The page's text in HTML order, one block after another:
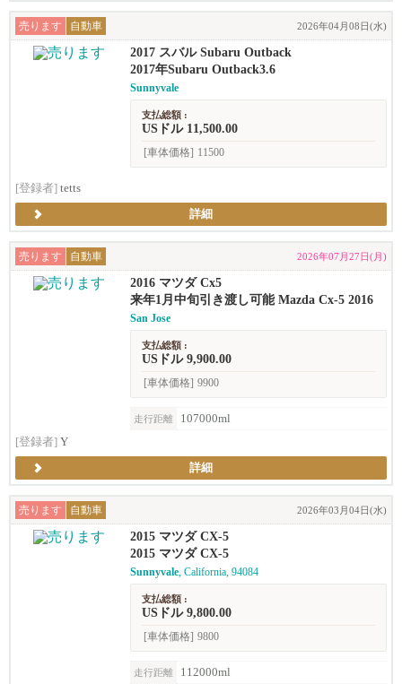
売ります 自動車 2026年04月08日(水)
2017 スバル Subaru Outback
2017年Subaru Outback3.6
Sunnyvale
支払総額 :
USドル 11,500.00
[車体価格] 11500
[登録者] tetts
詳細
売ります 自動車 2026年07月27日(月)
2016 マツダ Cx5
来年1月中旬引き渡し可能 Mazda Cx-5 2016
San Jose
支払総額 :
USドル 9,900.00
[車体価格] 9900
走行距離
107000ml
[登録者] Y
詳細
売ります 自動車 2026年03月04日(水)
2015 マツダ CX-5
2015 マツダ CX-5
Sunnyvale, California, 94084
支払総額 :
USドル 9,800.00
[車体価格] 9800
走行距離 112000ml